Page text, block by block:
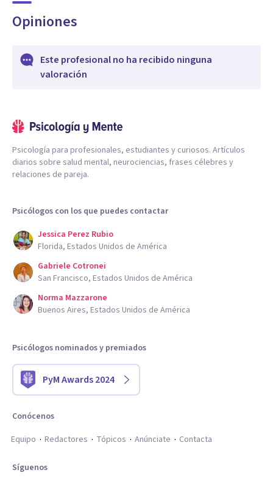
Opiniones
Este profesional no ha recibido ninguna
valoración
Psicología para profesionales, estudiantes y curiosos. Artículos
diarios sobre salud mental, neurociencias, frases célebres y
relaciones de pareja.
Psicólogos con los que puedes contactar
Jessica Perez Rubio
Florida, Estados Unidos de América
Gabriele Cotronei
San Francisco, Estados Unidos de América
Norma Mazzarone
Buenos Aires, Estados Unidos de América
Psicólogos nominados y premiados
PyM Awards 2024
Conócenos
Equipo
Redactores Tópicos Anúnciate Contacta
Síguenos